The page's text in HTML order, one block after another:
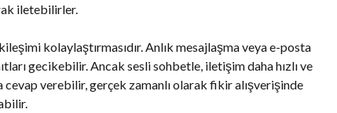
iletebilirler.
kolaylaştırmasıdır. Anlık mesajlaşma veya e-posta
gecikebilir. Ancak sesli sohbetle, iletişim daha hızlı ve
cevap verebilir, gerçek zamanlı olarak fikir alışverişinde